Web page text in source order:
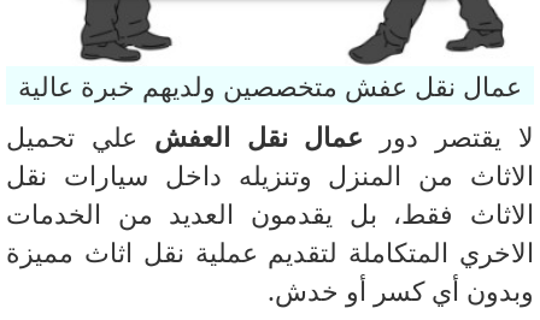
نقل عفش متخصصين ولديهم خبرة عالية
يقتصر دور عمال نقل العفشعلي تحميل
من المنزل وتنزيله داخل سيارات نقل
فقط، بل يقدمون العديد من الخدمات
المتكاملة لتقديم عملية نقل اثاث مميزة
أي كسر أو خدش.